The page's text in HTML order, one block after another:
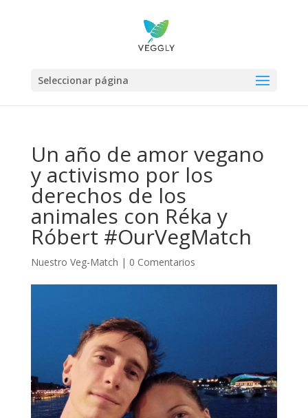
Seleccionar página
Un año de amor vegano
y activismo por los
derechos de los
animales con Réka y
Róbert #OurVegMatch
Nuestro Veg-Match | 0 Comentarios